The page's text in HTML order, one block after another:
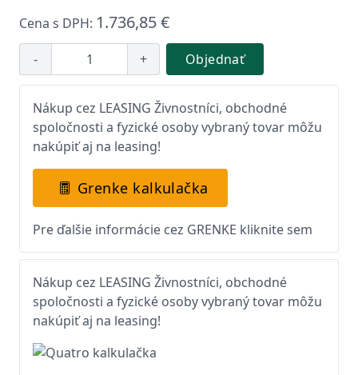
Cena s DPH: 1.736,85 €
- + Objednať
Nákup cez LEASING Živnostníci, obchodné
spoločnosti a fyzické osoby vybraný tovar môžu
nakúpiť aj na leasing!
Grenke kalkulačka
Pre ďalšie informácie cez GRENKE kliknite sem
Nákup cez LEASING Živnostníci, obchodné
spoločnosti a fyzické osoby vybraný tovar môžu
nakúpiť aj na leasing!